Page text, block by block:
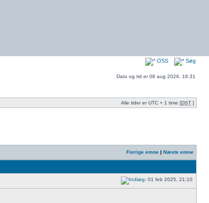
OSS Søg
Dato og tid er 08 aug 2026, 16:31
Alle tider er UTC + 1 time [DST ]
Forrige emne | Næste emne
: 01 feb 2025, 21:10